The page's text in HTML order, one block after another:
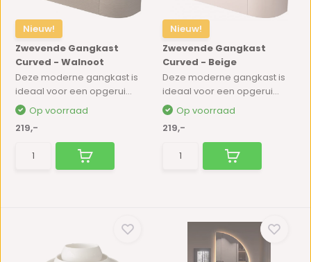
Nieuw!
Zwevende Gangkast
Curved - Walnoot
Deze moderne gangkast is
ideaal voor een opgerui...
Op voorraad
219,-
Nieuw!
Zwevende Gangkast
Curved - Beige
Deze moderne gangkast is
ideaal voor een opgerui...
Op voorraad
219,-